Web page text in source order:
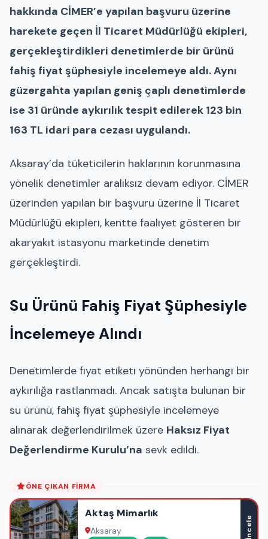
hakkında CİMER’e yapılan başvuru üzerine
harekete geçen İl Ticaret Müdürlüğü ekipleri,
gerçekleştirdikleri denetimlerde bir ürünü
fahiş fiyat şüphesiyle incelemeye aldı. Aynı
güzergahta yapılan geniş çaplı denetimlerde
ise 31 üründe aykırılık tespit edilerek 123 bin
163 TL idari para cezası uygulandı.
Aksaray’da tüketicilerin haklarının korunmasına
yönelik denetimler aralıksız devam ediyor. CİMER
üzerinden yapılan bir başvuru üzerine İl Ticaret
Müdürlüğü ekipleri, kentte faaliyet gösteren bir
akaryakıt istasyonu marketinde denetim
gerçekleştirdi.
Su Ürünü Fahiş Fiyat Şüphesiyle
İncelemeye Alındı
Denetimlerde fiyat etiketi yönünden herhangi bir
aykırılığa rastlanmadı. Ancak satışta bulunan bir
su ürünü, fahiş fiyat şüphesiyle incelemeye
alınarak değerlendirilmek üzere Haksız Fiyat
Değerlendirme Kurulu’na sevk edildi.
ÖNE ÇIKAN FIRMA
Aktaş Mimarlık
Aksaray İncele